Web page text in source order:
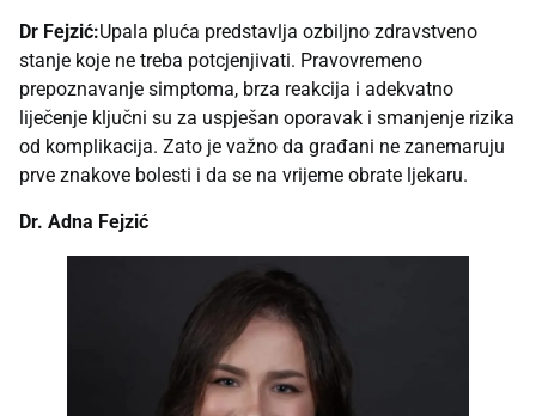
Dr Fejzić:Upala pluća predstavlja ozbiljno zdravstveno
stanje koje ne treba potcjenjivati. Pravovremeno
prepoznavanje simptoma, brza reakcija i adekvatno
liječenje ključni su za uspješan oporavak i smanjenje rizika
od komplikacija. Zato je važno da građani ne zanemaruju
prve znakove bolesti i da se na vrijeme obrate ljekaru.
Dr. Adna Fejzić